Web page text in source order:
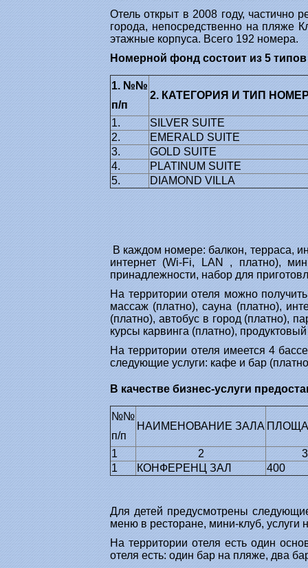
Отель открыт в 2008 году, частично
города, непосредственно на пляже
этажные корпуса. Всего 192 номера.
Номерной фонд состоит из 5
1. №№
п/п
2. КАТЕГОРИЯ И ТИП
1.
SILVER SUITE
2.
EMERALD SUITE
3.
GOLD SUITE
4.
PLATINUM SUITE
5.
DIAMOND VILLA
В каждом номере: балкон, терраса,
интернет (Wi-Fi, LAN , платно),
принадлежности, набор для
На территории отеля можно
массаж (платно), сауна (платно),
(платно), автобус в город (платно),
курсы карвинга (платно),
На территории отеля имеется 4
следующие услуги: кафе и бар
В качестве бизнес-услуги
№№
п/п
НАИМЕНОВАНИЕ ЗАЛА
1 2
3
1
КОНФЕРЕНЦ ЗАЛ 400
Для детей предусмотрены
меню в ресторане, мини-клуб, услуги
На территории отеля есть один
отеля есть: один бар на пляже, два